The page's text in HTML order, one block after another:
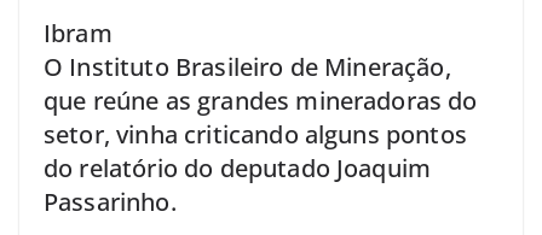
Ibram
O Instituto Brasileiro de Mineração,
que reúne as grandes mineradoras do
setor, vinha criticando alguns pontos
do relatório do deputado Joaquim
Passarinho.